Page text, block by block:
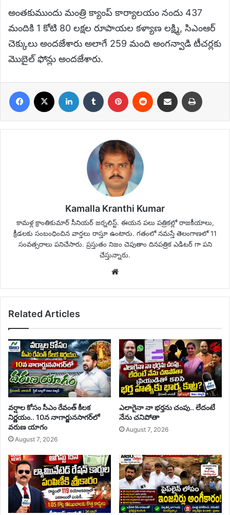
అంతకుముందు మంత్రి క్యాంప్ కార్యాలయం నందు 437
మందికి 1 కోటి 80 లక్షల రూపాయల కళ్యాణ లక్ష్మి, సిఎంఆర్
చెక్కులు అందజేశారు అలాగే 259 మంది అంగన్వాడి టీచర్లకు
మొబైల్ ఫోన్లు అందజేశారు.
Facebook LinkedIn Tumblr Pinterest Reddit Share via Email
Kamalla Kranthi Kumar
కామళ్ల క్రాంతికుమార్ సీనియర్ జర్నలిస్ట్. ఈయన పలు పత్రికల్లో రాజకీయాలు,
క్రీడలకు సంబంధించిన వార్తలు రాస్తూ ఉంటారు. గతంలో నమస్తే తెలంగాణలో 11
సంవత్సరాలు పనిచేసారు. ప్రస్తుతం నిజం చెపుతాం దినపత్రిక ఎడిటర్ గా పని
చేస్తున్నారు.
Related Articles
వర్షాల కోసం సీఎం రేవంత్ కీలక
నిర్ణయం.. 10న నాగార్జునసాగర్‌లో
వరుణ యాగం
August 7, 2026
ఎలాగైనా నా భర్తను చంపు.. లేదంటే
నేను చనిపోతా
August 7, 2026